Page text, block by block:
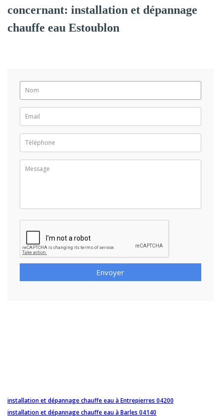
concernant: installation et dépannage
chauffe eau Estoublon
Envoyer
installation et dépannage chauffe eau à Entrepierres 04200
installation et dépannage chauffe eau à Barles 04140